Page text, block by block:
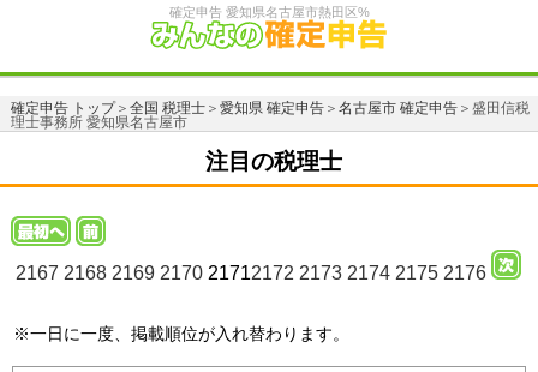
確定申告 愛知県名古屋市熱田区%
確定申告 トップ＞ 全国 税理士＞ 愛知県 確定申告＞ 名古屋市 確定申告＞盛田信税
理士事務所 愛知県名古屋市
注目の税理士
2167 2168 2169 217021712172 2173 2174 2175 2176
※一日に一度、掲載順位が入れ替わります。